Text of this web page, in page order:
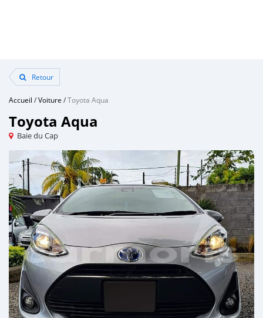
Retour
Accueil /Voiture /Toyota Aqua
Toyota Aqua
Baie du Cap